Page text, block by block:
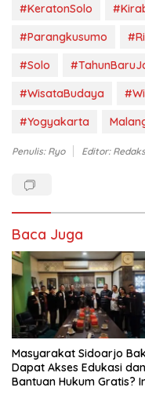
#KeratonSolo
#Parangkusumo
#Solo
#WisataBudaya
#Yogyakarta
Penulis: Ryo Editor:
Baca Juga
Masyarakat Sidoarjo
Dapat Akses Edukasi dan
Bantuan Hukum Gratis?